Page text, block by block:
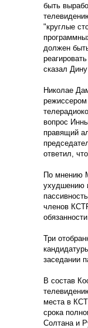
быть
"круглые
должен
сказал
Николае
вопрос
правящий
ответил,
По мнению
ухудшению
членов
Три
заседании
В состав
места в
срока
Солтана и